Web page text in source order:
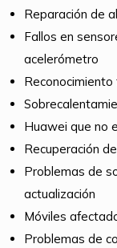
Reparación de
Fallos en
acelerómetro
Reconocimiento
Huawei que no
Recuperación
Problemas de
actualización
Móviles
Problemas de